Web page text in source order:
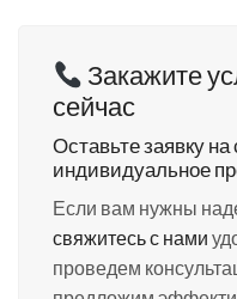
Закажите
сейчас
Оставьте заявку
индивидуальное
Если вам нужны
свяжитесь с нами
проведем